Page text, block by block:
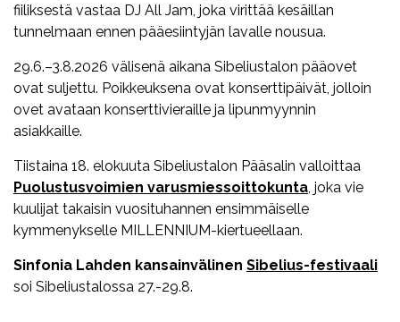
fiiliksestä vastaa DJ All Jam, joka virittää kesäillan
tunnelmaan ennen pääesiintyjän lavalle nousua.
29.6.–3.8.2026 välisenä aikana Sibeliustalon pääovet
ovat suljettu. Poikkeuksena ovat konserttipäivät, jolloin
ovet avataan konserttivieraille ja lipunmyynnin
asiakkaille.
Tiistaina 18. elokuuta Sibeliustalon Pääsalin valloittaa
Puolustusvoimien varusmiessoittokunta , joka vie
kuulijat takaisin vuosituhannen ensimmäiselle
kymmenykselle MILLENNIUM-kiertueellaan.
Sinfonia Lahden kansainvälinen Sibelius-festivaali
soi Sibeliustalossa 27.-29.8.